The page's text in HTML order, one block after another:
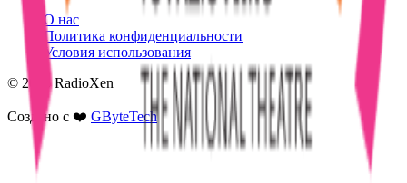
О нас
Политика конфиденциальности
Условия использования
© 2026 RadioXen
Создано с ❤️ GByteTech